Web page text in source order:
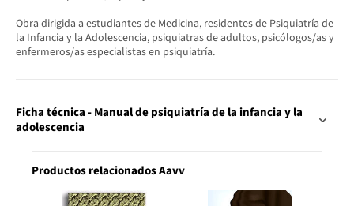
Obra dirigida a estudiantes de Medicina, residentes de Psiquiatría de
la Infancia y la Adolescencia, psiquiatras de adultos, psicólogos/as y
enfermeros/as especialistas en psiquiatría.
Ficha técnica - Manual de psiquiatría de la infancia y la
adolescencia
Productos relacionados Aavv